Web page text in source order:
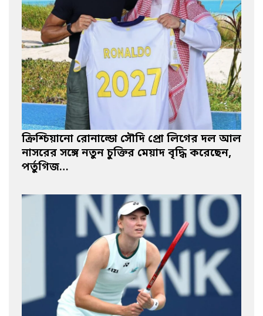
ক্রিশ্চিয়ানো রোনাল্ডো সৌদি প্রো লিগের দল আল
নাসরের সঙ্গে নতুন চুক্তির মেয়াদ বৃদ্ধি করেছেন,
পর্তুগিজ…